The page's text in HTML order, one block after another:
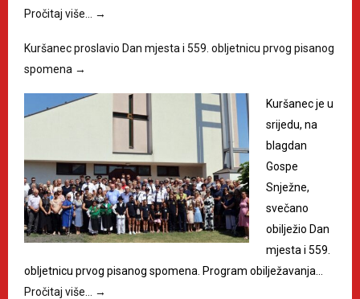
Pročitaj više…
→
Kuršanec proslavio Dan mjesta i 559. obljetnicu prvog pisanog
spomena →
Kuršanec je u
srijedu, na
blagdan
Gospe
Snježne,
svečano
obilježio Dan
mjesta i 559.
obljetnicu prvog pisanog spomena. Program obilježavanja…
Pročitaj više…
→